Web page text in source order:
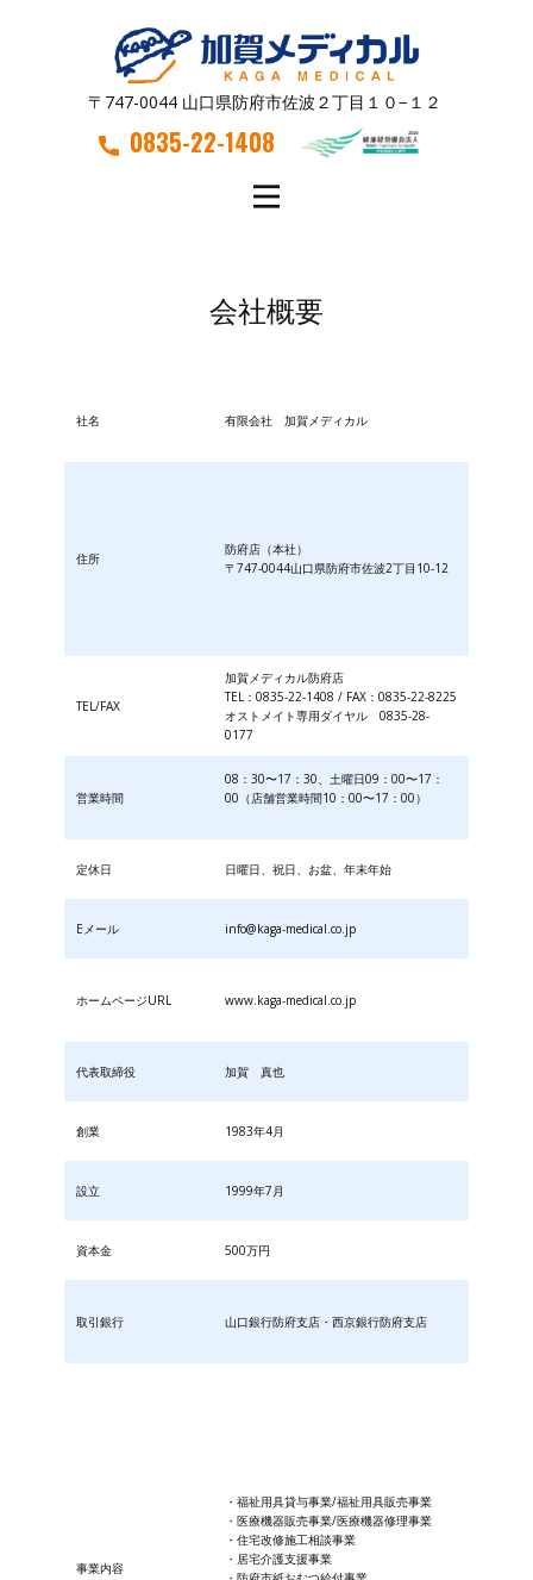
〒747-0044 山口県防府市佐波２丁目１０−１２
0835-22-1408
会社概要
社名 有限会社 加賀メディカル
住所
防府店（本社）
〒747-0044山口県防府市佐波2丁目10-12
TEL/FAX
加賀メディカル防府店
TEL：0835-22-1408 / FAX：0835-22-8225
オストメイト専用ダイヤル 0835-28-
0177
営業時間
08：30〜17：30、土曜日09：00〜17：
00（店舗営業時間10：00〜17：00）
定休日 日曜日、祝日、お盆、年末年始
Eメール info@kaga-medical.co.jp
ホームページURL www.kaga-medical.co.jp
代表取締役 加賀 真也
創業 1983年4月
設立 1999年7月
資本金 500万円
取引銀行 山口銀行防府支店・西京銀行防府支店
事業内容
・福祉用具貸与事業/福祉用具販売事業
・医療機器販売事業/医療機器修理事業
・住宅改修施工相談事業
・居宅介護支援事業